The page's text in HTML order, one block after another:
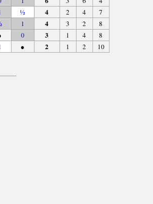
½ 4 2 4
7
1 4 3 2
8
0 3 1 4
8
● 2 1 2 10